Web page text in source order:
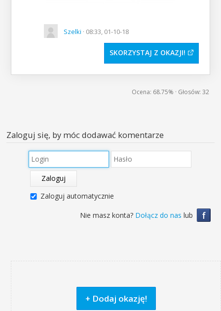
Szelki · 08:33, 01-10-18
SKORZYSTAJ Z OKAZJI
Ocena: 68.75% · Głosów: 32
Zaloguj się, by móc dodawać komentarze
Zaloguj
Zaloguj automatycznie
f
Nie masz konta? Dołącz do nas lub
+ Dodaj okazję!